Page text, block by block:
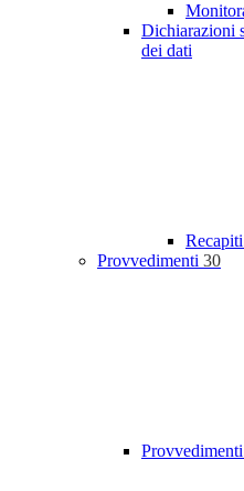
Dichiarazioni
dei dati
Provvedimenti 30